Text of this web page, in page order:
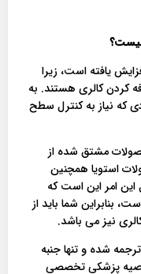
یافته است، زیرا
کردن کالری هستند. به
که نیاز به کنترل سطح
مشتق شده از
استویا همچنین
امر این است که
بنابراین شما باید از
نیز می باشد.
شده و تنها جنبه
پزشکی تخصصی